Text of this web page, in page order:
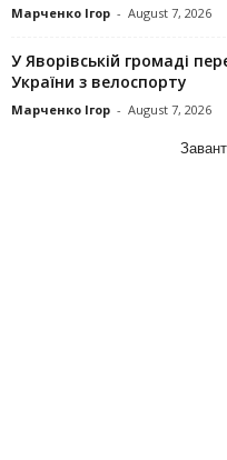
Марченко Ігор - August 7, 2026
У Яворівській громаді
України з велоспорту
Марченко Ігор - August 7, 2026